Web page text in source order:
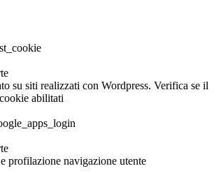
su siti realizzati con Wordpress. Verifica se il
abilitati
profilazione navigazione utente